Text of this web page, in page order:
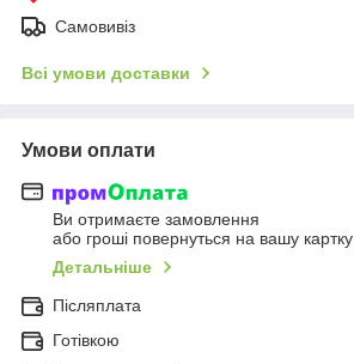
Самовивіз
Всі умови доставки
Умови оплати
Ви отримаєте замовлення
або гроші повернуться на вашу картку
Детальніше
Післяплата
Готівкою